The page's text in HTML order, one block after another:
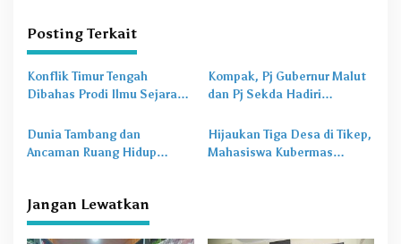
g
a
s
i
p
s
Posting Terkait
Konflik Timur Tengah
Dibahas Prodi Ilmu Sejarah
hingga Rupiah Bisa
Terdampak
Kompak, Pj Gubernur Malut
dan Pj Sekda Hadiri
Masjid Nurul Hasan
Dunia Tambang dan
Ancaman Ruang Hidup
Hijaukan Tiga Desa di Tikep,
Mahasiswa Kubermas
Jangan Lewatkan